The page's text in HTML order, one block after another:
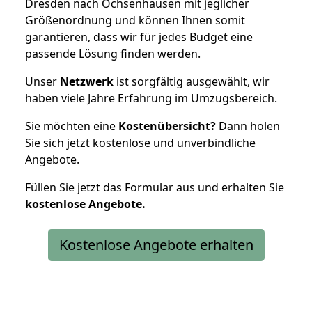
Dresden nach Ochsenhausen mit jeglicher
Größenordnung und können Ihnen somit
garantieren, dass wir für jedes Budget eine
passende Lösung finden werden.
Unser Netzwerk ist sorgfältig ausgewählt, wir
haben viele Jahre Erfahrung im Umzugsbereich.
Sie möchten eine Kostenübersicht? Dann holen
Sie sich jetzt kostenlose und unverbindliche
Angebote.
Füllen Sie jetzt das Formular aus und erhalten Sie
kostenloseAngebote.
Kostenlose Angebote erhalten